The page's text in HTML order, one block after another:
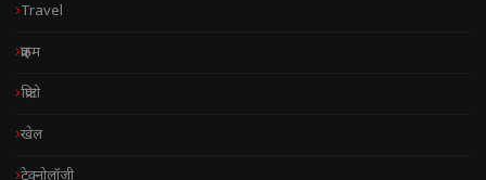
Travel
क्राइम
क्रिप्टो
खेल
टेक्नोलॉजी